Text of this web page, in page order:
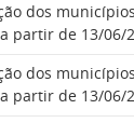
dos
partir de 13/06/
dos
partir de 13/06/